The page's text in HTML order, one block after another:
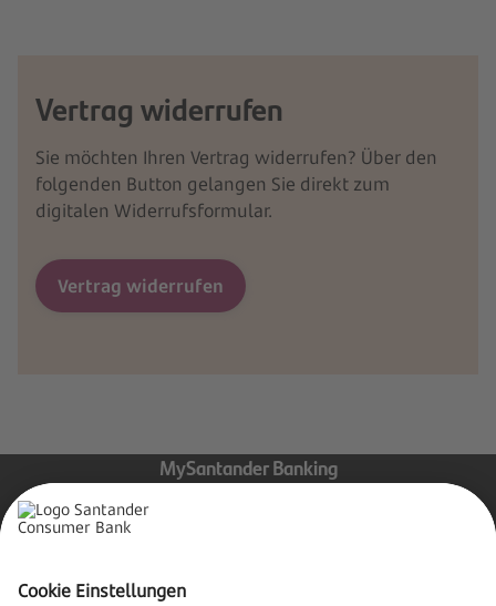
Vertrag widerrufen
Sie möchten Ihren Vertrag widerrufen? Über den
folgenden Button gelangen Sie direkt zum
digitalen Widerrufsformular.
Vertrag widerrufen
MySantander Banking
Produkte